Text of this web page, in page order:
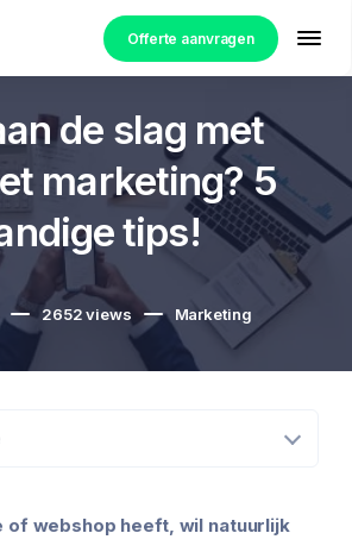
Offerte aanvragen
de slag met
marketing? 5
tips!
2652views Marketing
of webshop heeft, wil natuurlijk